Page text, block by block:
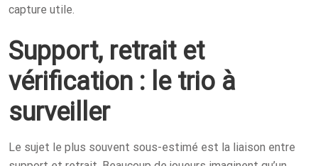
capture utile.
Support, retrait et
vérification : le trio à
surveiller
Le sujet le plus souvent sous-estimé est la liaison entre